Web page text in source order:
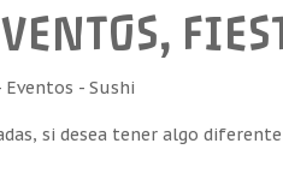
si desea tener algo